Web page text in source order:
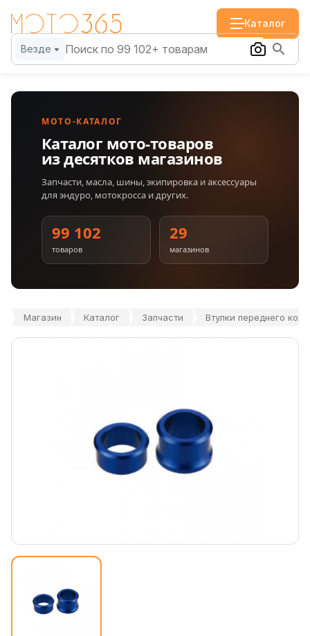
Каталог
Везде
МОТО-КАТАЛОГ
Каталог мото-товаров
из десятков магазинов
Запчасти, масла, шины, экипировка и аксессуары
для эндуро, мотокросса и других.
99 102
товаров
29
магазинов
Магазин Каталог Запчасти Втулки переднего